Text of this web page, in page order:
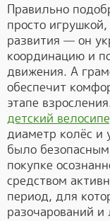
Правильно
просто
развития — он
координацию и
движения. А
обеспечит
этапе
детский
диаметр колёс и
было
покупке
средством
период, для
разочарований